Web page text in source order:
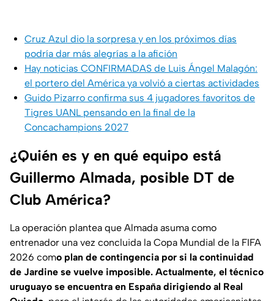
Cruz Azul dio la sorpresa y en los próximos días
podría dar más alegrías a la afición
Hay noticias CONFIRMADAS de Luis Ángel Malagón:
el portero del América ya volvió a ciertas actividades
Guido Pizarro confirma sus 4 jugadores favoritos de
Tigres UANL pensando en la final de la
Concachampions 2027
¿Quién es y en qué equipo está
Guillermo Almada, posible DT de
Club América?
La operación plantea que Almada asuma como
entrenador una vez concluida la Copa Mundial de la FIFA
2026 como plan de contingencia por si la continuidad
de Jardine se vuelve imposible. Actualmente, el técnico
uruguayo se encuentra en España dirigiendo al Real